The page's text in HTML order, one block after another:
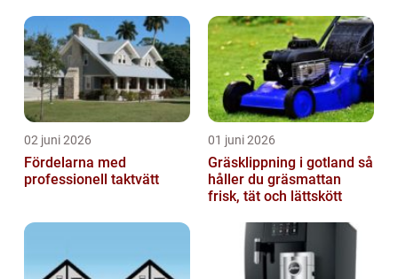
02 juni 2026
Fördelarna med
professionell taktvätt
01 juni 2026
Gräsklippning i gotland så
håller du gräsmattan
frisk, tät och lättskött